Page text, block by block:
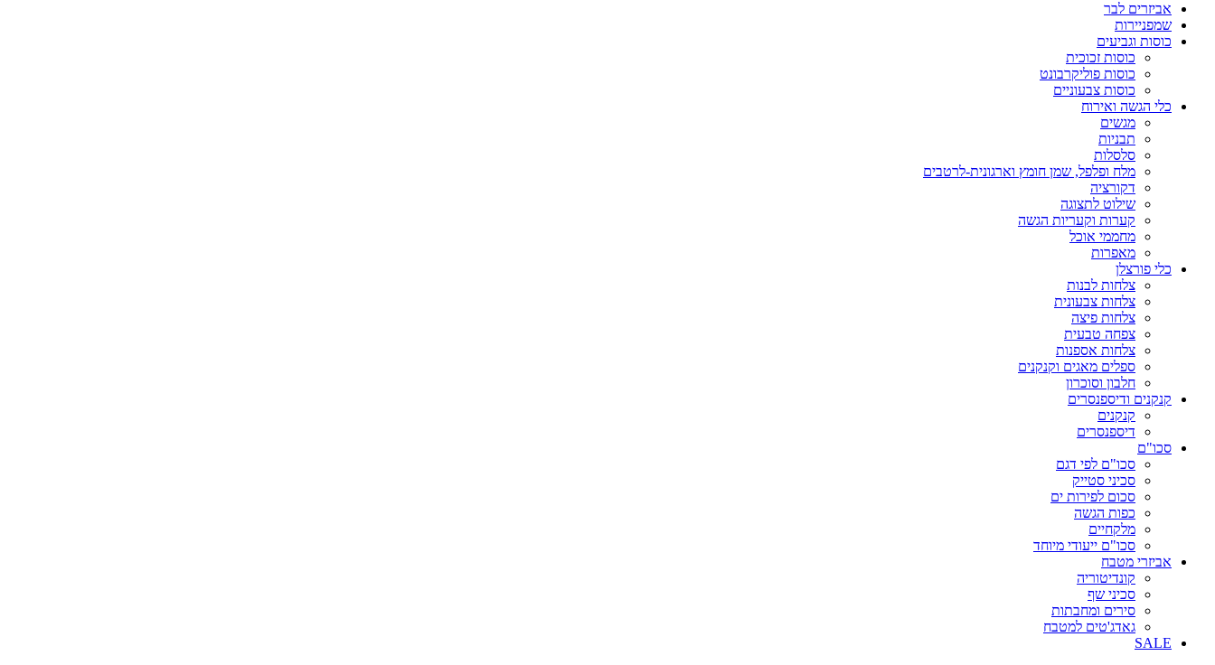
אביזרים לבר
שמפניירות
כוסות וגביעים
כוסות זכוכית
כוסות פוליקרבונט
כוסות צבעוניים
כלי הגשה ואירוח
מגשים
תבניות
סלסלות
מלח ופלפל, שמן חומץ וארגונית-לרטבים
דקורציה
שילוט לתצוגה
קערות וקעריות הגשה
מחממי אוכל
מאפרות
כלי פורצלן
צלחות לבנות
צלחות צבעונית
צלחות פיצה
צפחה טבעית
צלחות אספנות
ספלים מאגים וקנקנים
חלבון וסוכרון
קנקנים ודיספנסרים
קנקנים
דיספנסרים
סכו"ם
סכו"ם לפי דגם
סכיני סטייק
סכום לפירות ים
כפות הגשה
מלקחיים
סכו"ם ייעודי מיוחד
אביזרי מטבח
קונדיטוריה
סכיני שף
סירים ומחבתות
גאדג'טים למטבח
SALE